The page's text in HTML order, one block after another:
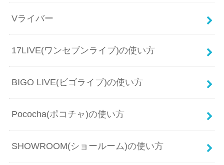
Vライバー
17LIVE(ワンセブンライブ)の使い方
BIGO LIVE(ビゴライブ)の使い方
Pococha(ポコチャ)の使い方
SHOWROOM(ショールーム)の使い方